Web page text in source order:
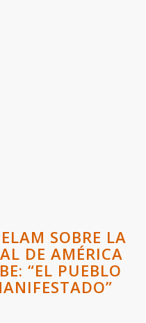
SOBRE LA
DE AMÉRICA
“EL PUEBLO